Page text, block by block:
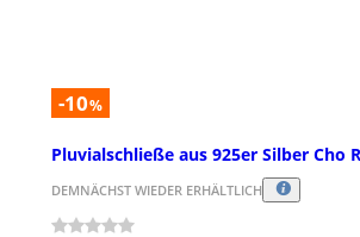
-10%
Pluvialschließe aus 925er Silber Cho
DEMNÄCHST WIEDER ERHÄLTLICH